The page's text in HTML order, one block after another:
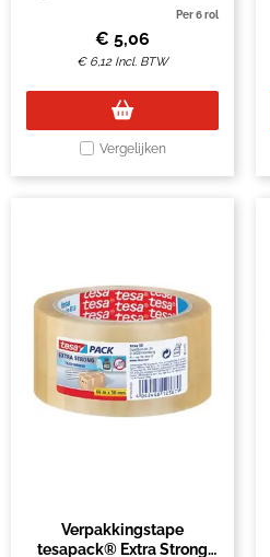
Per 6 rol
€ 5,06
€ 6,12 Incl. BTW
Vergelijken
Verpakkingstape
tesapack® Extra Strong